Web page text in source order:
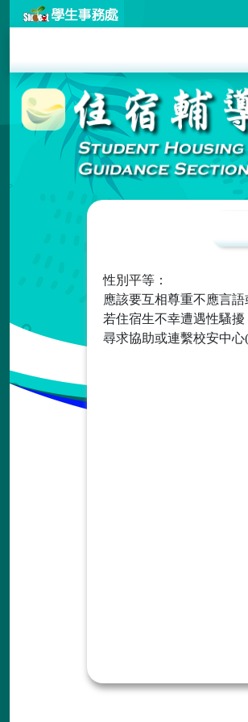
性別平等：
應該要互相尊重不應言語
若住宿生不幸遭遇性騷
尋求協助或連繫校安中心